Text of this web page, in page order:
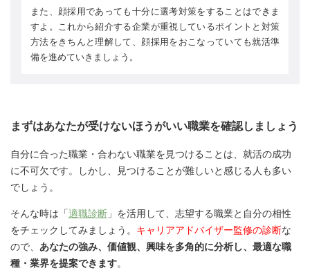
また、顔採用であっても十分に選考対策をすることはできま
すよ。これから紹介する企業が重視しているポイントと対策
方法をきちんと理解して、顔採用をおこなっていても就活準
備を進めていきましょう。
まずはあなたが受けないほうがいい職業を確認しましょう
自分に合った職業・合わない職業を見つけることは、就活の成功
に不可欠です。しかし、見つけることが難しいと感じる人も多い
でしょう。
そんな時は「適職診断 」を活用して、志望する職業と自分の相性
をチェックしてみましょう。 キャリアアドバイザー監修の診断な
ので、 あなたの強み、価値観、興味を多角的に分析し、最適な職
種・業界を提案できます。